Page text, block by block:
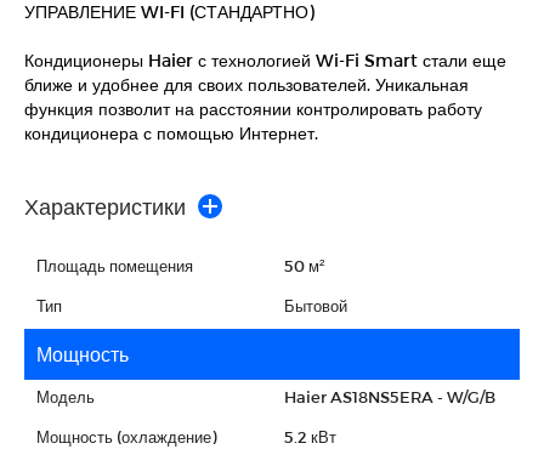
УПРАВЛЕНИЕ WI-FI (СТАНДАРТНО)
Кондиционеры Haier с технологией Wi-Fi Smart стали еще
ближе и удобнее для своих пользователей. Уникальная
функция позволит на расстоянии контролировать работу
кондиционера с помощью Интернет.
Характеристики
Площадь помещения 50 м²
Тип Бытовой
Мощность
Модель Haier AS18NS5ERA - W/G/B
Мощность (охлаждение) 5.2 кВт